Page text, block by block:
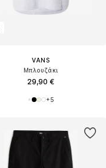
VANS
Μπλουζάκι
29,90 €
+5